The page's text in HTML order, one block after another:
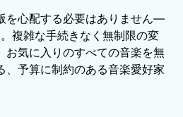
を心配する必要はありません—
複雑な手続きなく無制限の変
お気に入りのすべての音楽を無
、予算に制約のある音楽愛好家